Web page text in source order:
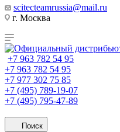
scitecteamrussia@mail.ru
г. Москва
+7 963 782 54 95
+7 963 782 54 95
+7 977 302 75 85
+7 (495) 789-19-07
+7 (495) 795-47-89
Поиск